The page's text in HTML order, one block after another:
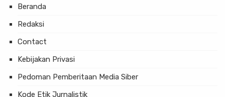
Beranda
Redaksi
Contact
Kebijakan Privasi
Pedoman Pemberitaan Media Siber
Kode Etik Jurnalistik